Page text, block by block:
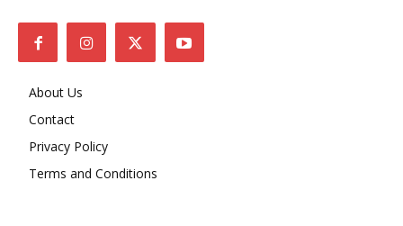
About Us
Contact
Privacy Policy
Terms and Conditions